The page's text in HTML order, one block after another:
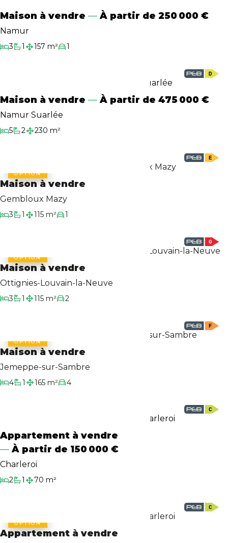
Biens Signature
L'agence
Maison à vendre À partir de 250 000 €
Namur
3
Chambres
1
Salle de bain
157 m²
Surface habitable
1
Garage/Parking
Maison à vendre À partir de 475 000 €
Namur Suarlée
5
Chambres
2
Salles de bain
230 m²
Surface habitable
OPTION
Maison à vendre
Gembloux Mazy
3
Chambres
1
Salle de bain
115 m²
Surface habitable
1
Garage/Parking
OPTION
Maison à vendre
Ottignies-Louvain-la-Neuve
3
Chambres
1
Salle de bain
115 m²
Surface habitable
2
Garage/Parking
OPTION
Maison à vendre
Jemeppe-sur-Sambre
4
Chambres
1
Salle de bain
165 m²
Surface habitable
4
Garage/Parking
Appartement à vendre
À partir de 150 000 €
Charleroi
2
Chambres
1
Salle de bain
70 m²
Surface habitable
OPTION
Appartement à vendre